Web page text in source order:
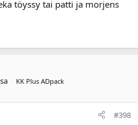
töyssy tai patti ja morjens
KK Plus ADpack
#398